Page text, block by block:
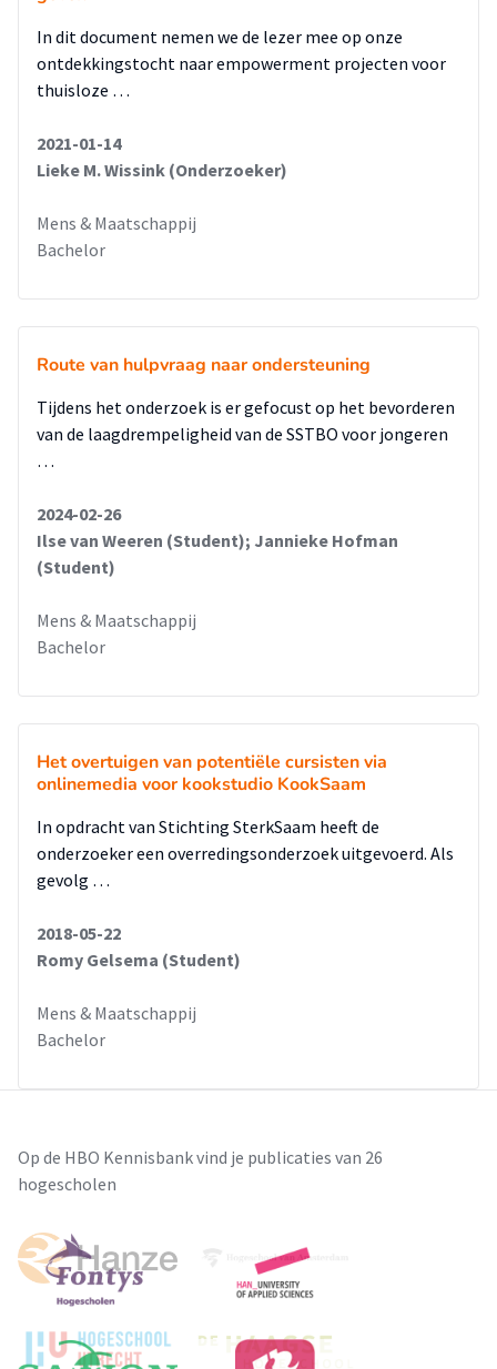
In dit document nemen we de lezer mee op onze
ontdekkingstocht naar empowerment projecten voor
thuisloze …
2021-01-14
Lieke M. Wissink (Onderzoeker)
Mens & Maatschappij
Bachelor
Route van hulpvraag naar ondersteuning
Tijdens het onderzoek is er gefocust op het bevorderen
van de laagdrempeligheid van de SSTBO voor jongeren
…
2024-02-26
Ilse van Weeren (Student); Jannieke Hofman
(Student)
Mens & Maatschappij
Bachelor
Het overtuigen van potentiële cursisten via
onlinemedia voor kookstudio KookSaam
In opdracht van Stichting SterkSaam heeft de
onderzoeker een overredingsonderzoek uitgevoerd. Als
gevolg …
2018-05-22
Romy Gelsema (Student)
Mens & Maatschappij
Bachelor
Op de HBO Kennisbank vind je publicaties van 26
hogescholen